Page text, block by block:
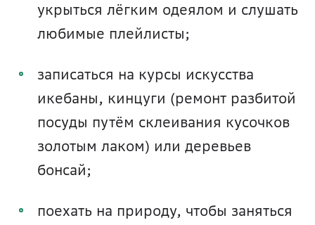
укрыться лёгким одеялом и слушать
любимые плейлисты;
записаться на курсы искусства
икебаны, кинцуги (ремонт разбитой
посуды путём склеивания кусочков
золотым лаком) или деревьев
бонсай;
поехать на природу, чтобы заняться